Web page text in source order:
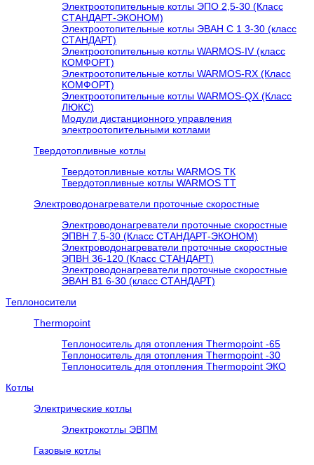
Электроотопительные котлы ЭПО 2,5-30 (Класс
СТАНДАРТ-ЭКОНОМ)
Электроотопительные котлы ЭВАН С 1 3-30 (класс
СТАНДАРТ)
Электроотопительные котлы WARMOS-IV (класс
КОМФОРТ)
Электроотопительные котлы WARMOS-RX (Класс
КОМФОРТ)
Электроотопительные котлы WARMOS-QX (Класс
ЛЮКС)
Модули дистанционного управления
электроотопительными котлами
Твердотопливные котлы
Твердотопливные котлы WARMOS TК
Твердотопливные котлы WARMOS TT
Электроводонагреватели проточные скоростные
Электроводонагреватели проточные скоростные
ЭПВН 7,5-30 (Класс СТАНДАРТ-ЭКОНОМ)
Электроводонагреватели проточные скоростные
ЭПВН 36-120 (Класс СТАНДАРТ)
Электроводонагреватели проточные скоростные
ЭВАН В1 6-30 (класс СТАНДАРТ)
Теплоносители
Thermopoint
Теплоноситель для отопления Thermopoint -65
Теплоноситель для отопления Thermopoint -30
Теплоноситель для отопления Thermopoint ЭКО
Котлы
Электрические котлы
Электрокотлы ЭВПМ
Газовые котлы